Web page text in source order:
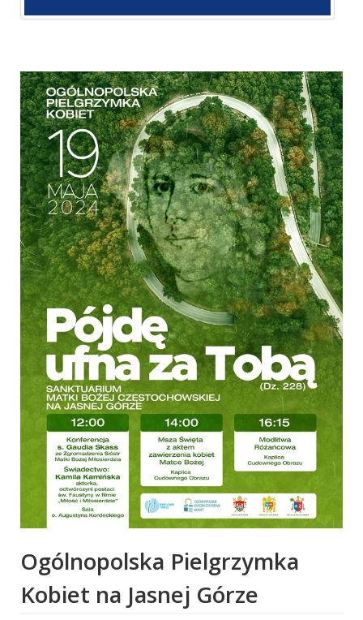
Ogólnopolska Pielgrzymka
Kobiet na Jasnej Górze